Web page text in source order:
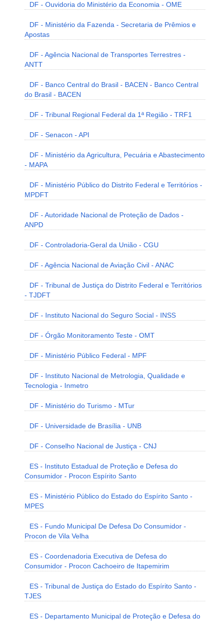
DF - Ouvidoria do Ministério da Economia - OME
DF - Ministério da Fazenda - Secretaria de Prêmios e
Apostas
DF - Agência Nacional de Transportes Terrestres -
ANTT
DF - Banco Central do Brasil - BACEN - Banco Central
do Brasil - BACEN
DF - Tribunal Regional Federal da 1ª Região - TRF1
DF - Senacon - API
DF - Ministério da Agricultura, Pecuária e Abastecimento
- MAPA
DF - Ministério Público do Distrito Federal e Territórios -
MPDFT
DF - Autoridade Nacional de Proteção de Dados -
ANPD
DF - Controladoria-Geral da União - CGU
DF - Agência Nacional de Aviação Civil - ANAC
DF - Tribunal de Justiça do Distrito Federal e Territórios
- TJDFT
DF - Instituto Nacional do Seguro Social - INSS
DF - Órgão Monitoramento Teste - OMT
DF - Ministério Público Federal - MPF
DF - Instituto Nacional de Metrologia, Qualidade e
Tecnologia - Inmetro
DF - Ministério do Turismo - MTur
DF - Universidade de Brasília - UNB
DF - Conselho Nacional de Justiça - CNJ
ES - Instituto Estadual de Proteção e Defesa do
Consumidor - Procon Espírito Santo
ES - Ministério Público do Estado do Espírito Santo -
MPES
ES - Fundo Municipal De Defesa Do Consumidor -
Procon de Vila Velha
ES - Coordenadoria Executiva de Defesa do
Consumidor - Procon Cachoeiro de Itapemirim
ES - Tribunal de Justiça do Estado do Espírito Santo -
TJES
ES - Departamento Municipal de Proteção e Defesa do